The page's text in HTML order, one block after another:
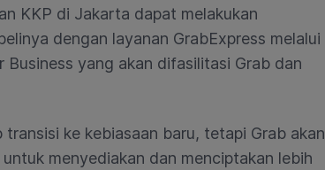
KKP di Jakarta dapat melakukan
dengan layanan GrabExpress melalui
Business yang akan difasilitasi Grab dan
ke kebiasaan baru, tetapi Grab akan
menyediakan dan menciptakan lebih